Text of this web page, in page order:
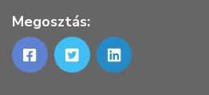
Megosztás: